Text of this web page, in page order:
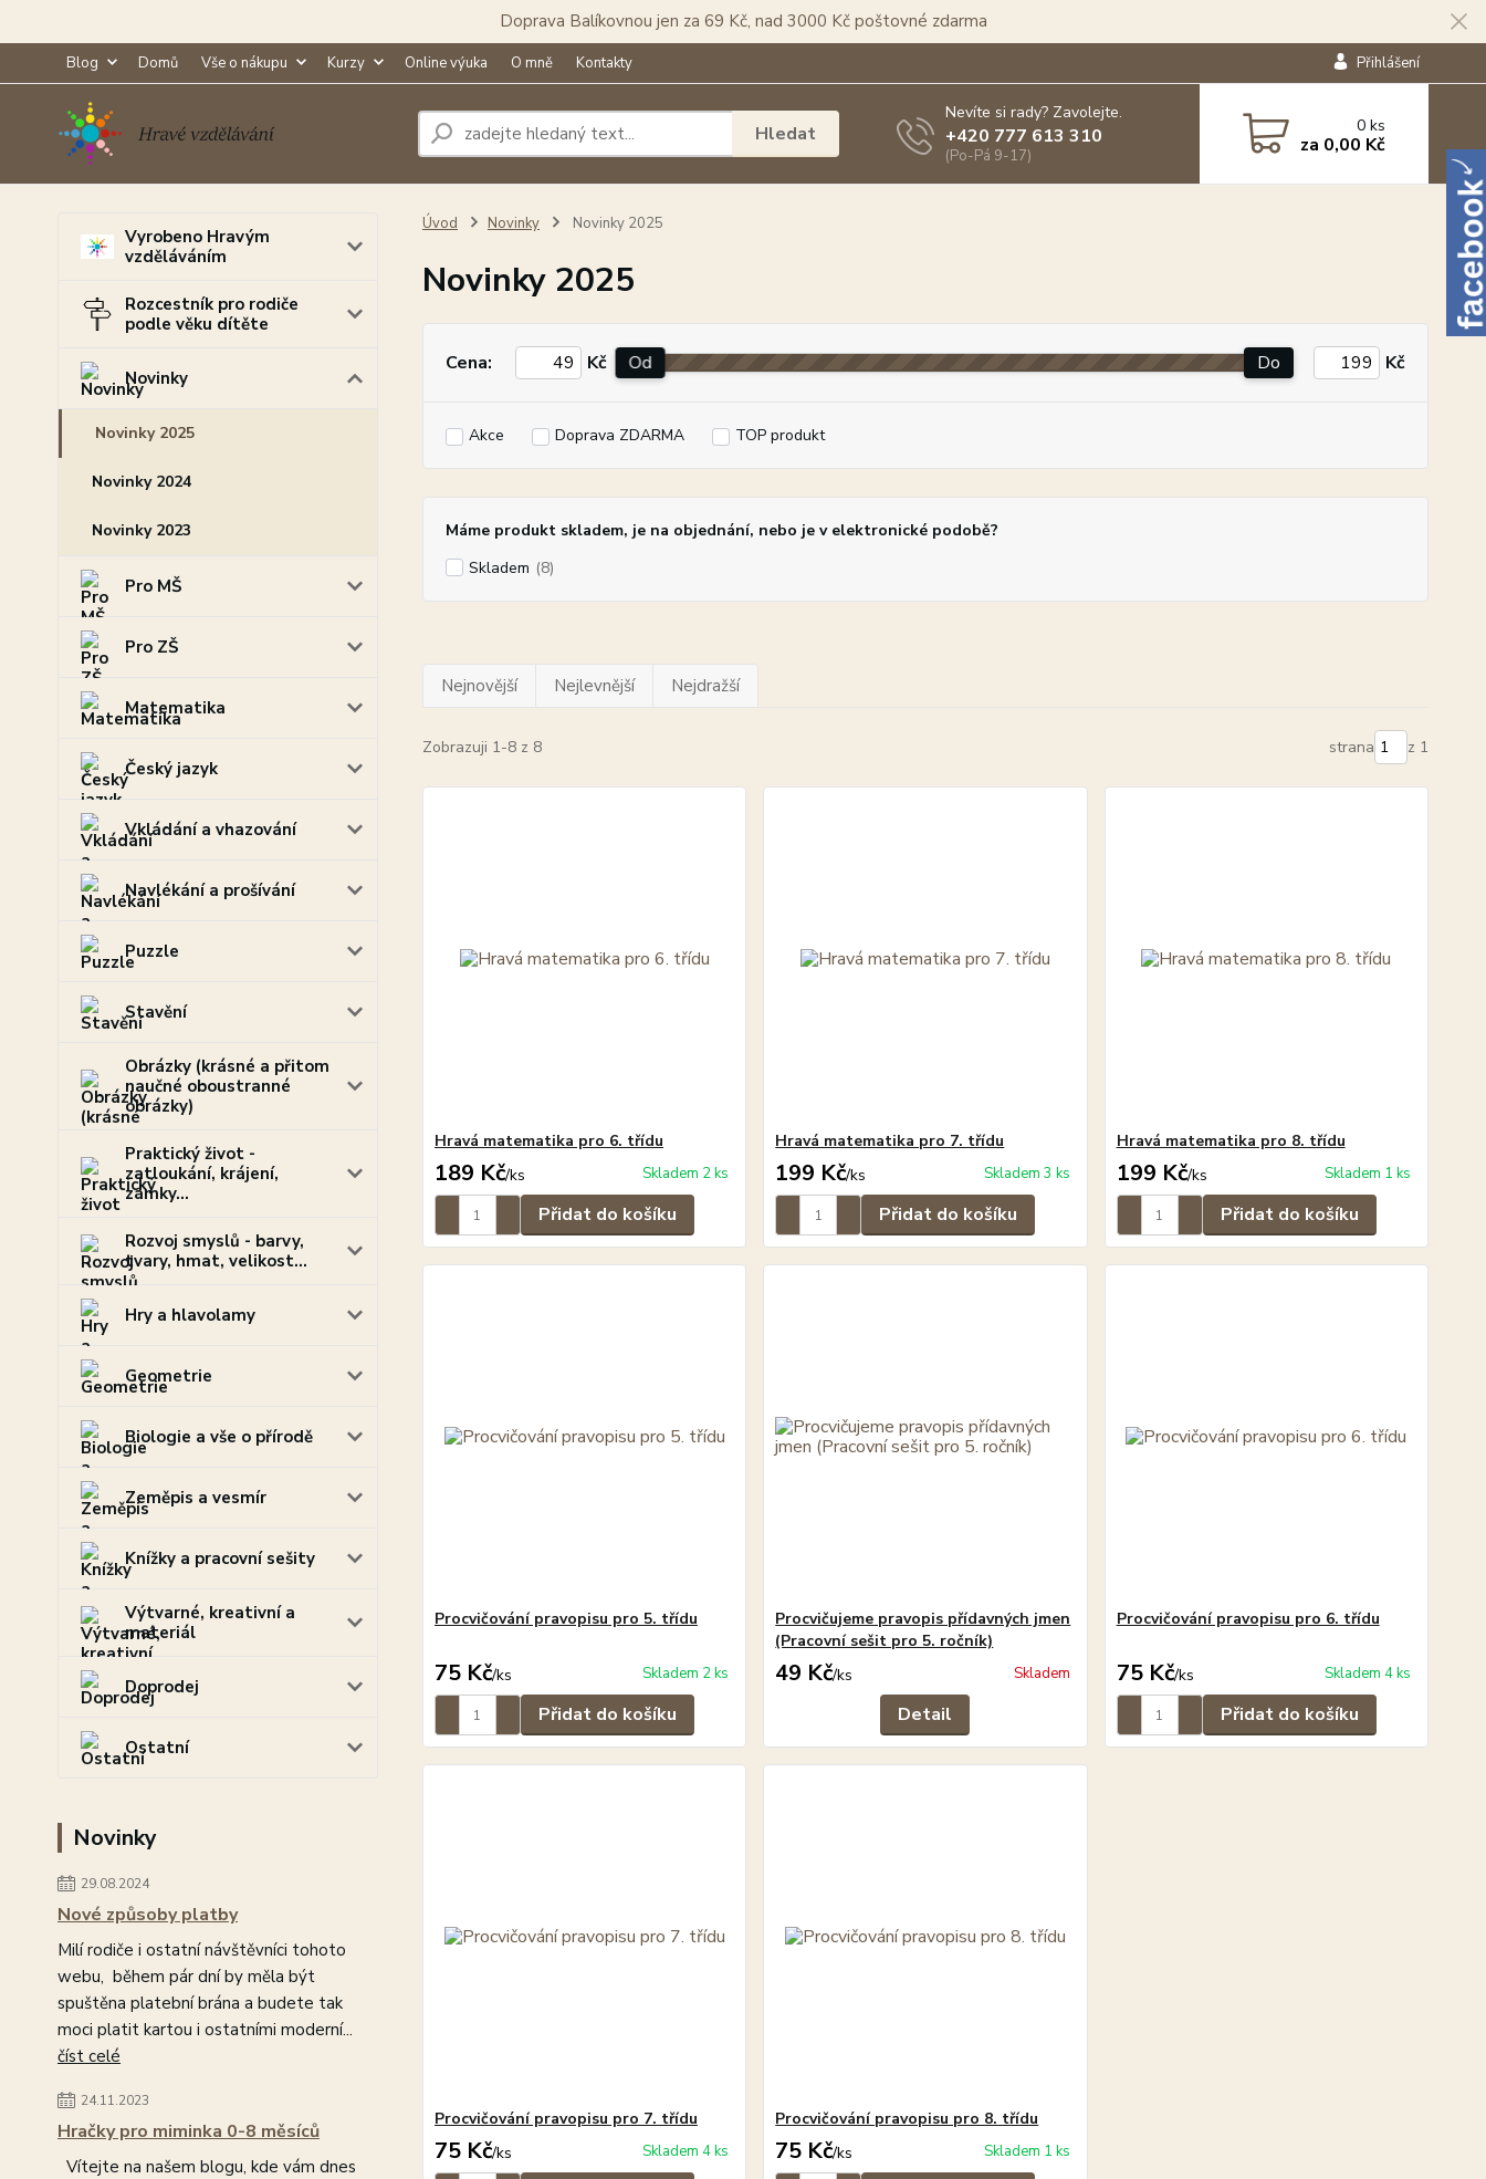
Doprava Balíkovnou jen za 69 Kč, nad 3000 Kč poštovné zdarma
Blog Domů Vše o nákupu Kurzy Online výuka O mně Kontakty Přihlášení
Hledat
Nevíte si rady? Zavolejte.
+420 777 613 310
(Po-Pá 9-17)
0ks
za 0,00 Kč
Vyrobeno Hravým
vzděláváním
Rozcestník pro rodiče
podle věku dítěte
Novinky
Novinky 2025
Novinky 2024
Novinky 2023
Pro MŠ
Pro ZŠ
Matematika
Český jazyk
Vkládání a vhazování
Navlékání a prošívání
Puzzle
Stavění
Obrázky (krásné a přitom
naučné oboustranné
obrázky)
Praktický život -
zatloukání, krájení,
zámky...
Rozvoj smyslů - barvy,
tvary, hmat, velikost...
Hry a hlavolamy
Geometrie
Biologie a vše o přírodě
Zeměpis a vesmír
Knížky a pracovní sešity
Výtvarné, kreativní a
materiál
Doprodej
Ostatní
Novinky
29.08.2024
Nové způsoby platby
Milí rodiče i ostatní návštěvníci tohoto
webu, během pár dní by měla být
spuštěna platební brána a budete tak
moci platit kartou i ostatními moderní...
číst celé
24.11.2023
Hračky pro miminka 0-8 měsíců
Vítejte na našem blogu, kde vám dnes
Úvod Novinky Novinky 2025
Novinky 2025
Cena: Kč Od Do Kč
Akce Doprava ZDARMA TOP produkt
Máme produkt skladem, je na objednání, nebo je v elektronické podobě?
Skladem (8)
Nejnovější Nejlevnější Nejdražší
Zobrazuji 1-8 z 8 strana z 1
Hravá matematika pro 6. třídu
189 Kč/ks Skladem 2 ks
Přidat do košíku
Hravá matematika pro 7. třídu
199 Kč/ks Skladem 3 ks
Přidat do košíku
Hravá matematika pro 8. třídu
199 Kč/ks Skladem 1 ks
Přidat do košíku
Procvičování pravopisu pro 5. třídu
75 Kč/ks Skladem 2 ks
Přidat do košíku
Procvičujeme pravopis přídavných jmen
(Pracovní sešit pro 5. ročník)
49 Kč/ks Skladem
Detail
Procvičování pravopisu pro 6. třídu
75 Kč/ks Skladem 4 ks
Přidat do košíku
Procvičování pravopisu pro 7. třídu
75 Kč/ks Skladem 4 ks
Procvičování pravopisu pro 8. třídu
75 Kč/ks Skladem 1 ks